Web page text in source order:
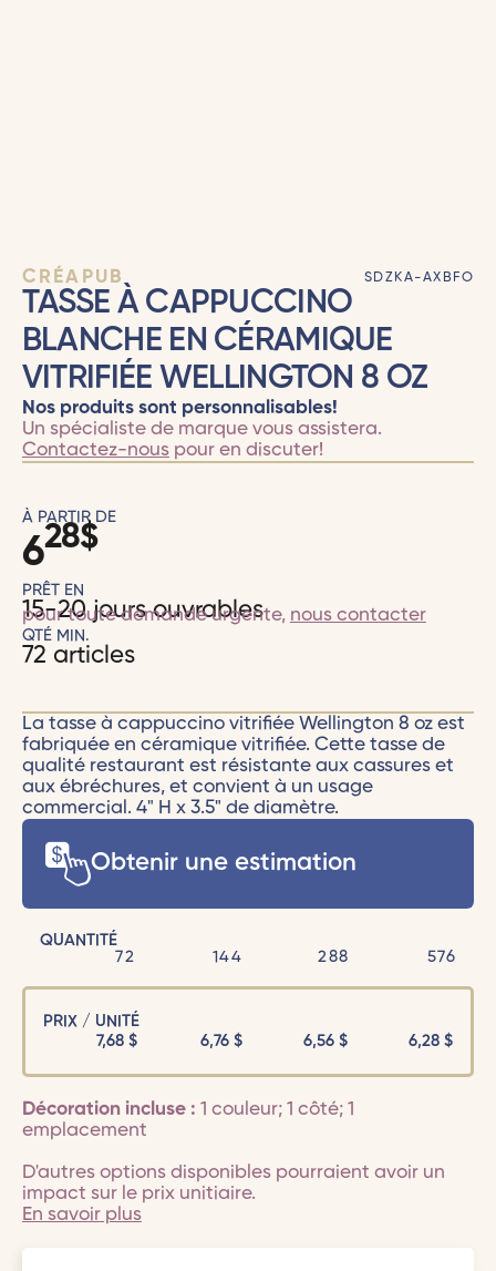
CRÉAPUB SDZKA-AXBFO
TASSE À CAPPUCCINO
BLANCHE EN CÉRAMIQUE
VITRIFIÉE WELLINGTON 8 OZ
Nos produits sont personnalisables!
Un spécialiste de marque vous assistera.
Contactez-nouspour en discuter!
À PARTIR DE
628$
PRÊT EN
15-20 jours ouvrables
pour toute demande urgente, nous contacter
QTÉ MIN.
72 articles
La tasse à cappuccino vitrifiée Wellington 8 oz est
fabriquée en céramique vitrifiée. Cette tasse de
qualité restaurant est résistante aux cassures et
aux ébréchures, et convient à un usage
commercial. 4" H x 3.5" de diamètre.
Obtenir une estimation
QUANTITÉ
72
144 288 576
PRIX / UNITÉ
7,68 $ 6,76$ 6,56$ 6,28$
Décoration incluse : 1 couleur; 1 côté; 1
emplacement
D'autres options disponibles pourraient avoir un
impact sur le prix unitiaire.
En savoir plus